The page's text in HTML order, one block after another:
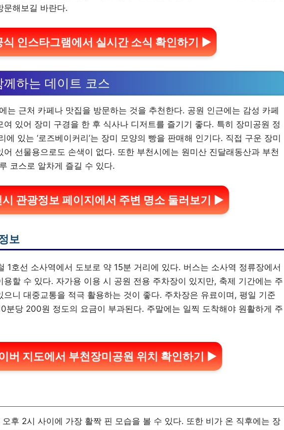
문해보길 바란다.
식 인스타그램에서 실시간 소식 확인하기 ▶
하는 데이트 코스
는 근처 카페나 맛집을 방문하는 것을 추천한다. 공원 인근에는 감성 카페
여 있어 장미 구경을 한 후 식사나 디저트를 즐기기 좋다. 특히 장미공원 정
에 있는 ‘로즈베이커리’는 장미 모양의 빵을 판매해 인기다. 직접 구운 장미
어 선물용으로도 손색이 없다. 또한 부천시에는 원미산 진달래동산과 부천
코스로 알차게 즐길 수 있다.
관광정보 페이지에서 주변 명소 둘러보기 ▶
보
1호선 소사역에서 도보로 약 15분 거리에 있다. 버스는 소사역 정류장에서
용할 수 있다. 자가용 이용 시 공원 전용 주차장이 있지만, 축제 기간에는 주
으니 대중교통을 적극 활용하는 것이 좋다. 주차장은 유료이며, 평일 기준
분당 200원 정도의 요금이 부과된다. 주말에는 일찍 도착해야 원활하게 주
버 지도에서 부천장미공원 위치 확인하기 ▶
후 2시 사이에 가장 활짝 핀 모습을 볼 수 있다. 또한 비가 온 직후에는 장